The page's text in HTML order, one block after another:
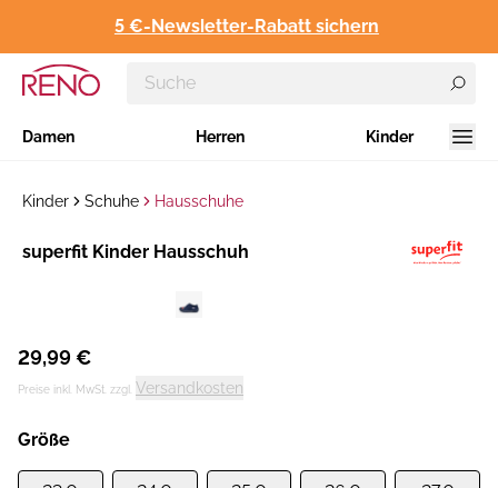
5 €-Newsletter-Rabatt sichern
Damen Herren Kinder
Kinder Schuhe Hausschuhe
Hersteller
​superfit Kinder Hausschuh
29,99 €
Preise inkl. MwSt. zzgl. Versandkosten
Größe